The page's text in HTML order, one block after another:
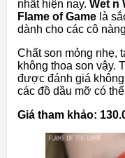
nhất hiện nay. Wet n
Flame of Game là
dành cho các cô
Chất son mỏng nhẹ,
không thoa son vậy.
được đánh giá
các đồ dầu mỡ có
Giá tham khảo: